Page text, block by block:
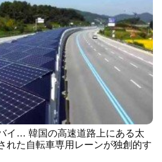
イ… 韓国の高速道路上にある太
れた自転車専用レーンが独創的す